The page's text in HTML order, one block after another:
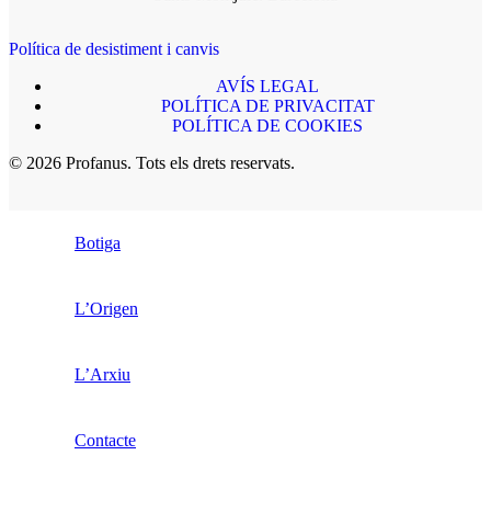
Política de desistiment i canvis
AVÍS LEGAL
POLÍTICA DE PRIVACITAT
POLÍTICA DE COOKIES
© 2026 Profanus. Tots els drets reservats.
Botiga
L’Origen
L’Arxiu
Contacte